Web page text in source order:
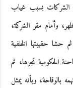
الشركات بسبب غياب
وأمام مقر الشركة،
حشا حقيبتها الخلفية
الحكومية تجرها، ثم
بالوقاحة، وبأنه يمثل